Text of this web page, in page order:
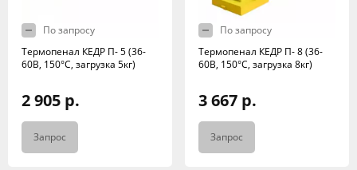
По запросу
Термопенал КЕДР П- 5 (36-
60В, 150°C, загрузка 5кг)
2 905 р.
Запрос
По запросу
Термопенал КЕДР П- 8 (36-
60В, 150°C, загрузка 8кг)
3 667 р.
Запрос